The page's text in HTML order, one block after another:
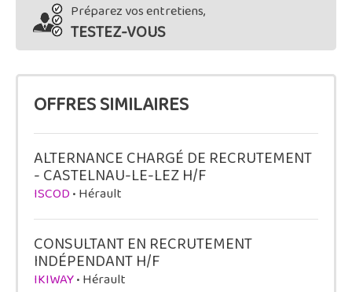
Préparez vos entretiens,
TESTEZ-VOUS
OFFRES SIMILAIRES
ALTERNANCE CHARGÉ DE RECRUTEMENT
- CASTELNAU-LE-LEZ H/F
ISCOD• Hérault
CONSULTANT EN RECRUTEMENT
INDÉPENDANT H/F
IKIWAY• Hérault